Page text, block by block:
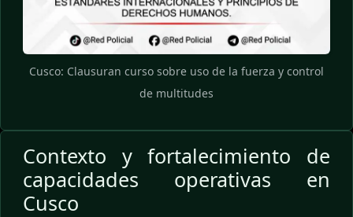
Cusco: Clausuran curso sobre uso de la fuerza y control
de multitudes
Contexto y fortalecimiento de
capacidades operativas en
Cusco